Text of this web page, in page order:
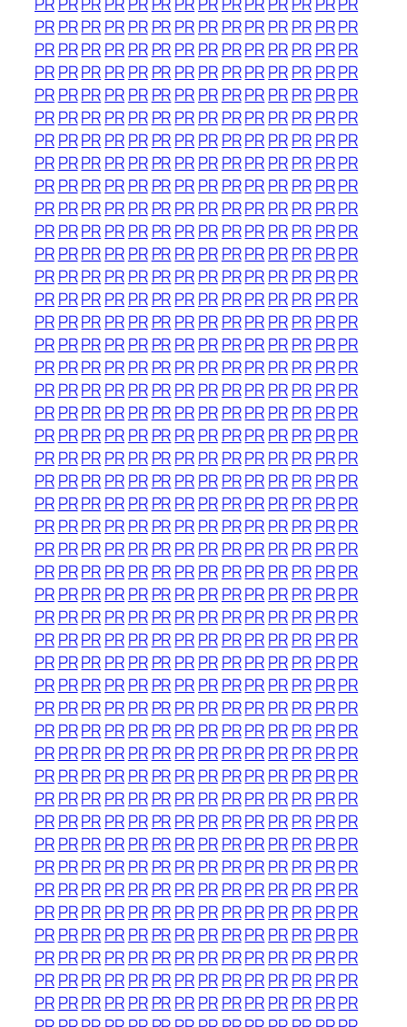
PRPRPRPRPR PRPRPRPRPRPRPR PRPR
PRPRPRPRPR PRPRPRPRPRPRPR PRPR
PRPRPRPRPR PRPRPRPRPRPRPR PRPR
PRPRPRPRPR PRPRPRPRPRPRPR PRPR
PRPRPRPRPR PRPRPRPRPRPRPR PRPR
PRPRPRPRPR PRPRPRPRPRPRPR PRPR
PRPRPRPRPR PRPRPRPRPRPRPR PRPR
PRPRPRPRPR PRPRPRPRPRPRPR PRPR
PRPRPRPRPR PRPRPRPRPRPRPR PRPR
PRPRPRPRPR PRPRPRPRPRPRPR PRPR
PRPRPRPRPR PRPRPRPRPRPRPR PRPR
PRPRPRPRPR PRPRPRPRPRPRPR PRPR
PRPRPRPRPR PRPRPRPRPRPRPR PRPR
PRPRPRPRPR PRPRPRPRPRPRPR PRPR
PRPRPRPRPR PRPRPRPRPRPRPR PRPR
PRPRPRPRPR PRPRPRPRPRPRPR PRPR
PRPRPRPRPR PRPRPRPRPRPRPR PRPR
PRPRPRPRPR PRPRPRPRPRPRPR PRPR
PRPRPRPRPR PRPRPRPRPRPRPR PRPR
PRPRPRPRPR PRPRPRPRPRPRPR PRPR
PRPRPRPRPR PRPRPRPRPRPRPR PRPR
PRPRPRPRPR PRPRPRPRPRPRPR PRPR
PRPRPRPRPR PRPRPRPRPRPRPR PRPR
PRPRPRPRPR PRPRPRPRPRPRPR PRPR
PRPRPRPRPR PRPRPRPRPRPRPR PRPR
PRPRPRPRPR PRPRPRPRPRPRPR PRPR
PRPRPRPRPR PRPRPRPRPRPRPR PRPR
PRPRPRPRPR PRPRPRPRPRPRPR PRPR
PRPRPRPRPR PRPRPRPRPRPRPR PRPR
PRPRPRPRPR PRPRPRPRPRPRPR PRPR
PRPRPRPRPR PRPRPRPRPRPRPR PRPR
PRPRPRPRPR PRPRPRPRPRPRPR PRPR
PRPRPRPRPR PRPRPRPRPRPRPR PRPR
PRPRPRPRPR PRPRPRPRPRPRPR PRPR
PRPRPRPRPR PRPRPRPRPRPRPR PRPR
PRPRPRPRPR PRPRPRPRPRPRPR PRPR
PRPRPRPRPR PRPRPRPRPRPRPR PRPR
PRPRPRPRPR PRPRPRPRPRPRPR PRPR
PRPRPRPRPR PRPRPRPRPRPRPR PRPR
PRPRPRPRPR PRPRPRPRPRPRPR PRPR
PRPRPRPRPR PRPRPRPRPRPRPR PRPR
PRPRPRPRPR PRPRPRPRPRPRPR PRPR
PRPRPRPRPR PRPRPRPRPRPRPR PRPR
PRPRPRPRPR PRPRPRPRPRPRPR PRPR